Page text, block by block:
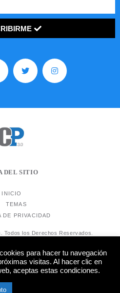
DEL SITIO
INICIO
TEMAS
DE PRIVACIDAD
Todos los Derechos Reservados.
para hacer tu navegación
visitas. Al hacer clic en
aceptas estas condiciones.